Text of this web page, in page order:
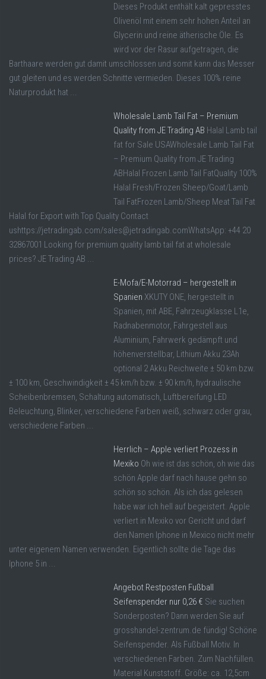
Dieses Produkt enthält kalt gepresstes
Olivenöl mit einem sehr hohen Anteil an
Glycerin und reine ätherische Öle. Es
wird vor der Rasur aufgetragen, die
Barthaare werden gut damit umschlossen und somit kann das Messer
gut gleiten und es werden Schnitte vermieden. Dieses 100% reine
Naturprodukt hat ...
Wholesale Lamb Tail Fat – Premium
Quality from JE Trading AB Halal Lamb tail
fat for Sale USAWholesale Lamb Tail Fat
– Premium Quality from JE Trading
ABHalal Frozen Lamb Tail FatQuality 100%
Halal Fresh/Frozen Sheep/Goat/Lamb
Tail FatFrozen Lamb/Sheep Meat Tail Fat
Halal for Export with Top Quality Contact
ushttps://jetradingab.com/sales@jetradingab.comWhatsApp: +44 20
32867001 Looking for premium quality lamb tail fat at wholesale
prices? JE Trading AB ...
E-Mofa/E-Motorrad – hergestellt in
Spanien XKUTY ONE, hergestellt in
Spanien, mit ABE, Fahrzeugklasse L1e,
Radnabenmotor, Fahrgestell aus
Aluminium, Fahrwerk gedämpft und
höhenverstellbar, Lithium Akku 23Ah
optional 2 Akku Reichweite ± 50 km bzw.
± 100 km, Geschwindigkeit ± 45 km/h bzw. ± 90 km/h, hydraulische
Scheibenbremsen, Schaltung automatisch, Luftbereifung LED
Beleuchtung, Blinker, verschiedene Farben weiß, schwarz oder grau,
verschiedene Farben ...
Herrlich – Apple verliert Prozess in
Mexiko Oh wie ist das schön, oh wie das
schön Apple darf nach hause gehn so
schön so schön. Als ich das gelesen
habe war ich hell auf begeistert. Apple
verliert in Mexiko vor Gericht und darf
den Namen Iphone in Mexico nicht mehr
unter eigenem Namen verwenden. Eigentlich sollte die Tage das
Iphone 5 in ...
Angebot Restposten Fußball
Seifenspender nur 0,26 € Sie suchen
Sonderposten? Dann werden Sie auf
grosshandel-zentrum.de fündig! Schöne
Seifenspender. Als Fußball Motiv. In
verschiedenen Farben. Zum Nachfüllen.
Material Kunststoff. Größe: ca. 12,5cm